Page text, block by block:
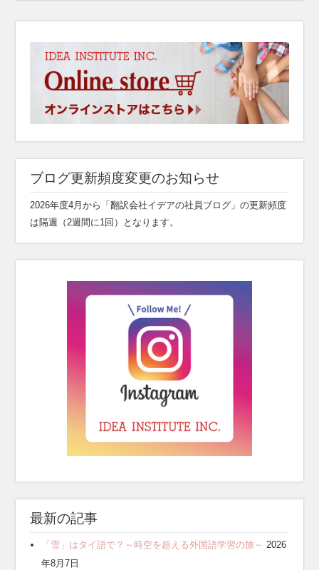
ブログ更新頻度変更のお知らせ
2026年度4月から「翻訳会社イデアの社員ブログ」の更新頻度
は隔週（2週間に1回）となります。
最新の記事
「雪」はタイ語で？～時空を超える外国語学習の旅～ 2026
年8月7日